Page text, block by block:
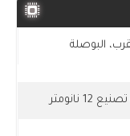
البوصلة